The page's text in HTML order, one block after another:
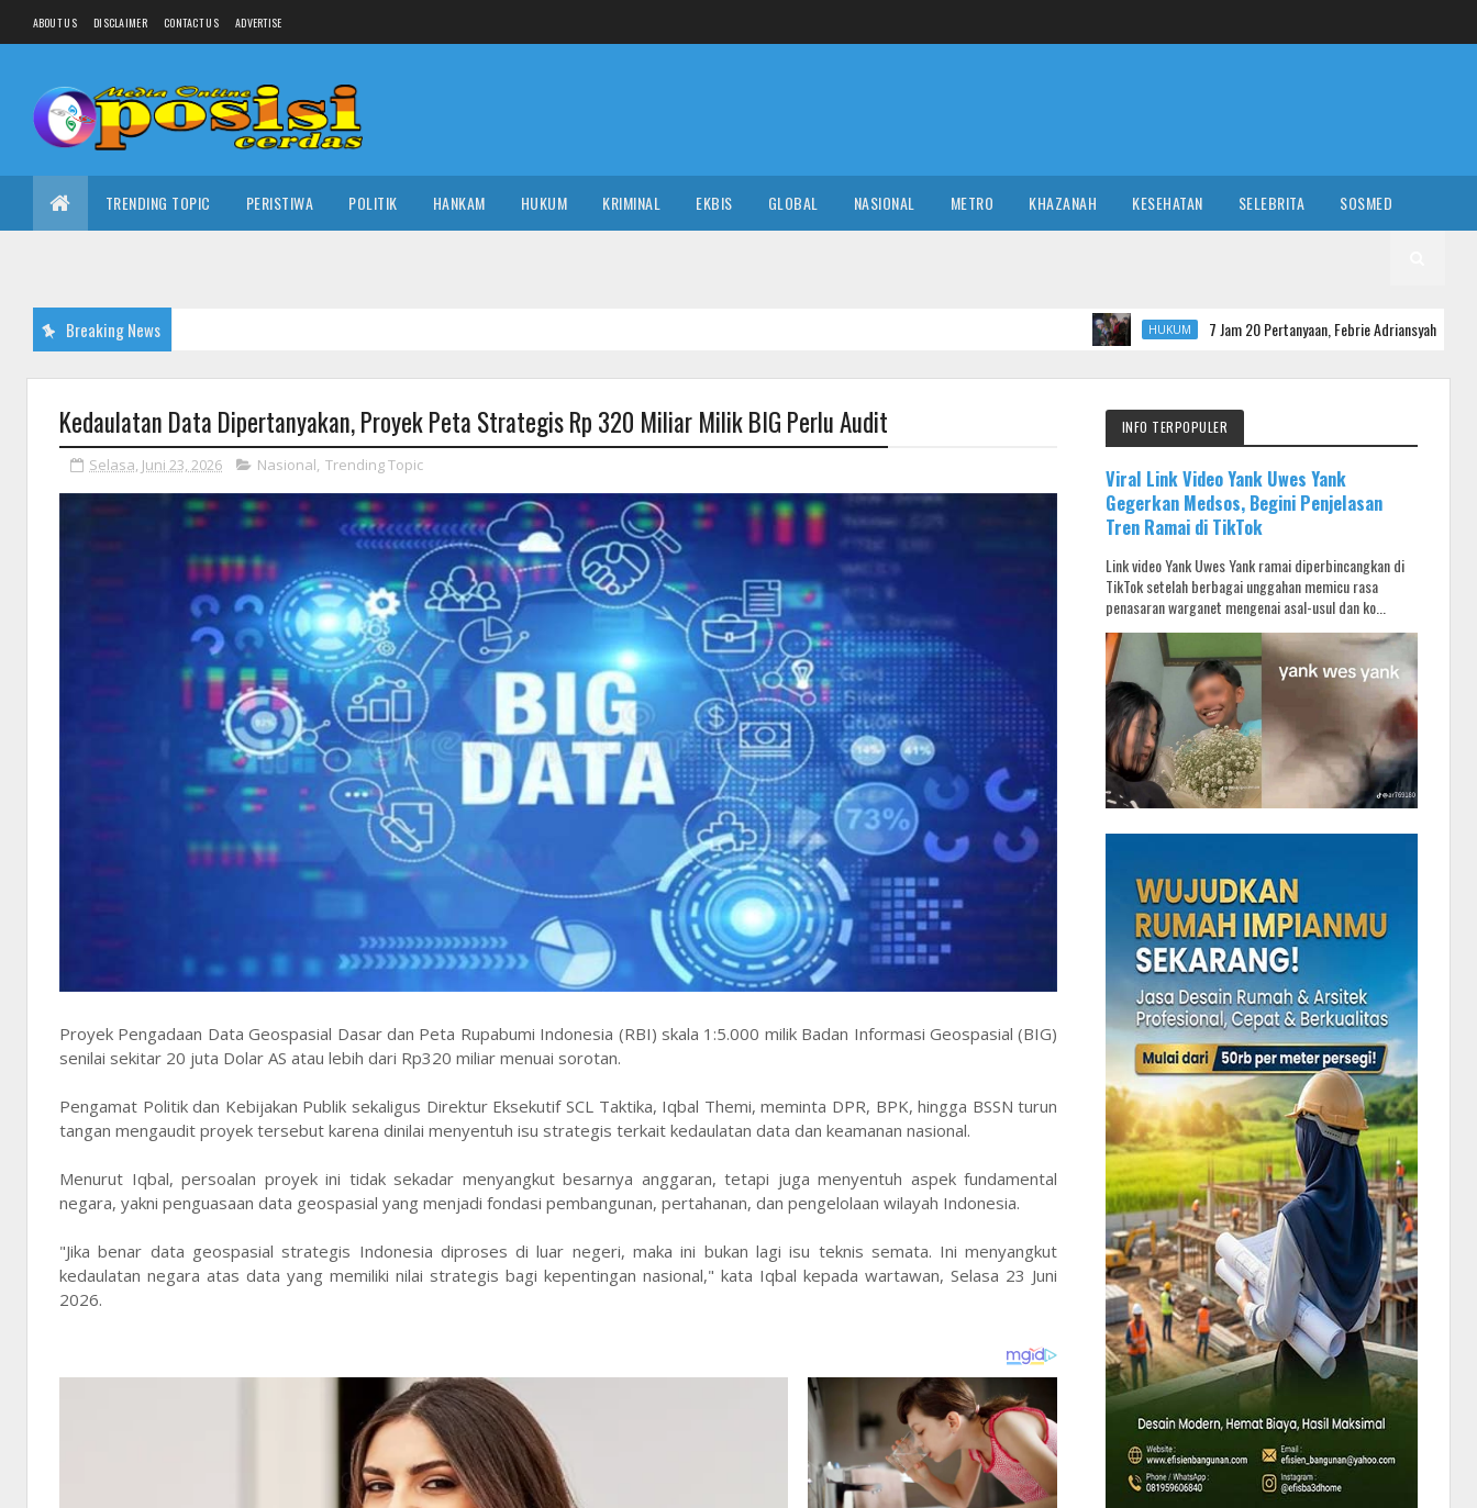
ABOUT US DISCLAIMER CONTACT US ADVERTISE
TRENDING TOPIC PERISTIWA POLITIK HANKAM HUKUM KRIMINAL EKBIS GLOBAL NASIONAL METRO KHAZANAH KESEHATAN SELEBRITA SOSMED
Breaking News 7 Jam 20 Pertanyaan, Febrie Adriansyah Koordinasi Bukan
Kedaulatan Data Dipertanyakan, Proyek Peta Strategis Rp 320 Miliar Milik BIG Perlu Audit
Selasa, Juni 23, 2026 Nasional, Trending Topic
Proyek Pengadaan Data Geospasial Dasar dan Peta Rupabumi Indonesia (RBI) skala 1:5.000 milik Badan Informasi Geospasial (BIG)
senilai sekitar 20 juta Dolar AS atau lebih dari Rp320 miliar menuai sorotan.
Pengamat Politik dan Kebijakan Publik sekaligus Direktur Eksekutif SCL Taktika, Iqbal Themi, meminta DPR, BPK, hingga BSSN turun
tangan mengaudit proyek tersebut karena dinilai menyentuh isu strategis terkait kedaulatan data dan keamanan nasional.
Menurut Iqbal, persoalan proyek ini tidak sekadar menyangkut besarnya anggaran, tetapi juga menyentuh aspek fundamental
negara, yakni penguasaan data geospasial yang menjadi fondasi pembangunan, pertahanan, dan pengelolaan wilayah Indonesia.
"Jika benar data geospasial strategis Indonesia diproses di luar negeri, maka ini bukan lagi isu teknis semata. Ini menyangkut
kedaulatan negara atas data yang memiliki nilai strategis bagi kepentingan nasional," kata Iqbal kepada wartawan, Selasa 23 Juni
2026.
INFO TERPOPULER
Viral Link Video Yank Uwes Yank
Gegerkan Medsos, Begini Penjelasan
Tren Ramai di TikTok
Link video Yank Uwes Yank ramai diperbincangkan di
TikTok setelah berbagai unggahan memicu rasa
penasaran warganet mengenai asal-usul dan ko...